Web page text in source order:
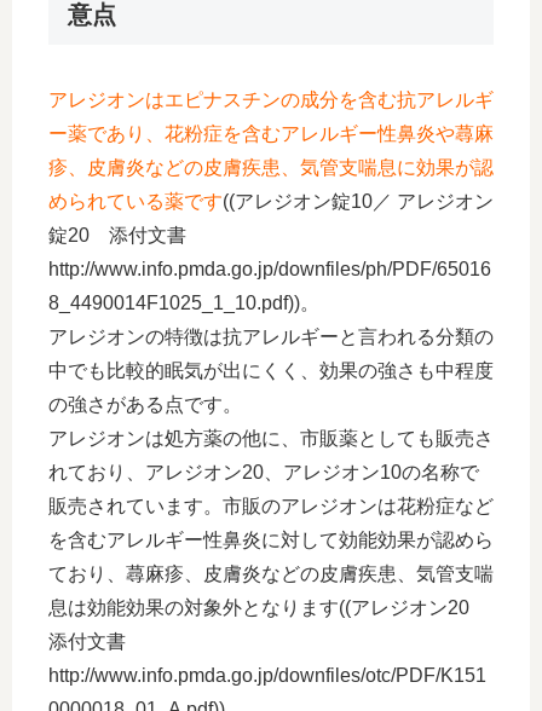
意点
アレジオンはエピナスチンの成分を含む抗アレルギ
ー薬であり、花粉症を含むアレルギー性鼻炎や蕁麻
疹、皮膚炎などの皮膚疾患、気管支喘息に効果が認
められている薬です((アレジオン錠10／ アレジオン
錠20 添付文書
http://www.info.pmda.go.jp/downfiles/ph/PDF/65016
8_4490014F1025_1_10.pdf))。
アレジオンの特徴は抗アレルギーと言われる分類の
中でも比較的眠気が出にくく、効果の強さも中程度
の強さがある点です。
アレジオンは処方薬の他に、市販薬としても販売さ
れており、アレジオン20、アレジオン10の名称で
販売されています。市販のアレジオンは花粉症など
を含むアレルギー性鼻炎に対して効能効果が認めら
ており、蕁麻疹、皮膚炎などの皮膚疾患、気管支喘
息は効能効果の対象外となります((アレジオン20
添付文書
http://www.info.pmda.go.jp/downfiles/otc/PDF/K151